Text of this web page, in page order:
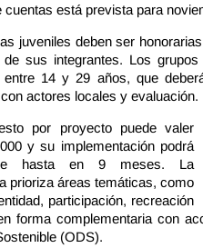
cuentas está prevista para
juveniles deben ser
de sus integrantes. Los
14 y 29 años, que
actores locales y evaluación.
por proyecto puede valer
y su implementación podrá
hasta en 9 meses. La
prioriza áreas temáticas, como
participación, recreación
forma complementaria con
(ODS).